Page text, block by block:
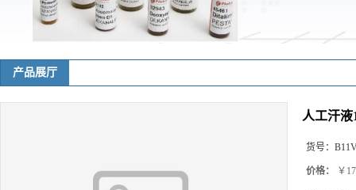
产品展厅
人工汗
货号：
价格： ￥